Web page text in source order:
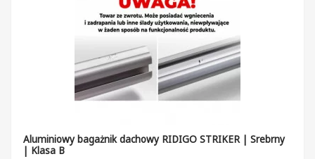
Aluminiowy bagażnik dachowy RIDIGO STRIKER | Srebrny
| Klasa B